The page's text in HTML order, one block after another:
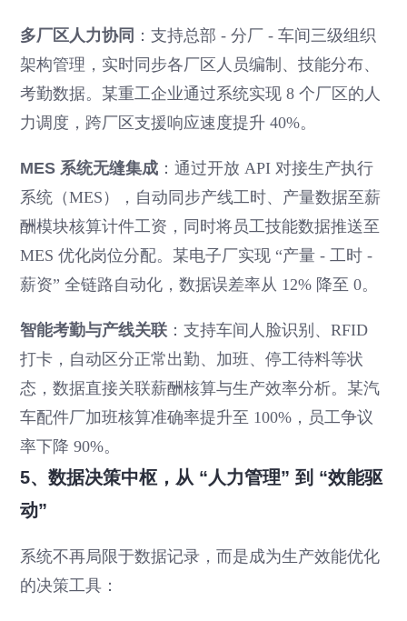
多厂区人力协同 ：支持总部 - 分厂 - 车间三级组织
架构管理，实时同步各厂区人员编制、技能分布、
考勤数据。某重工企业通过系统实现 8 个厂区的人
力调度，跨厂区支援响应速度提升 40%。
MES 系统无缝集成 ：通过开放 API 对接生产执行
系统（MES），自动同步产线工时、产量数据至薪
酬模块核算计件工资，同时将员工技能数据推送至
MES 优化岗位分配。某电子厂实现 “产量 - 工时 -
薪资” 全链路自动化，数据误差率从 12% 降至 0。
智能考勤与产线关联 ：支持车间人脸识别、RFID
打卡，自动区分正常出勤、加班、停工待料等状
态，数据直接关联薪酬核算与生产效率分析。某汽
车配件厂加班核算准确率提升至 100%，员工争议
率下降 90%。
5、数据决策中枢，从 “人力管理” 到 “效能驱
动”
系统不再局限于数据记录，而是成为生产效能优化
的决策工具：